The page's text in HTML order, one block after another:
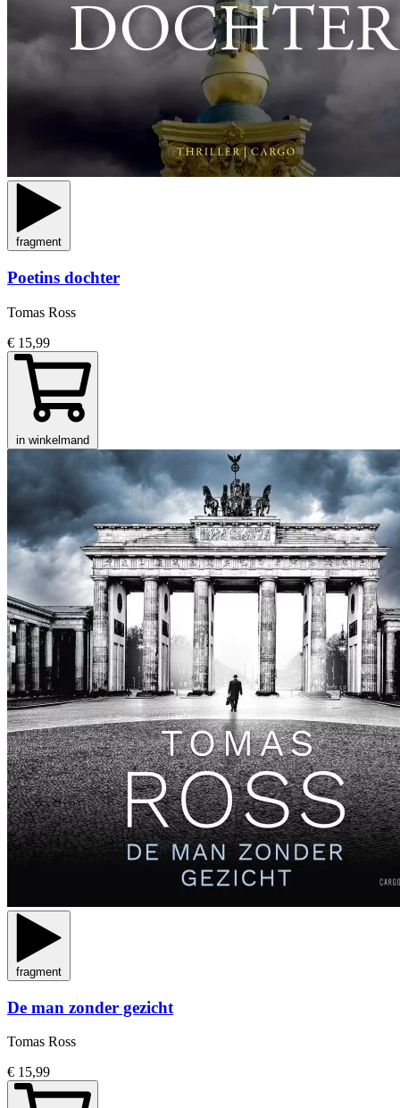
fragment
Poetins dochter
Tomas Ross
€ 15,99
in winkelmand
fragment
De man zonder gezicht
Tomas Ross
€ 15,99